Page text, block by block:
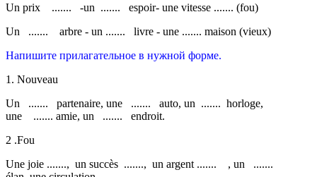
Un prix ....... -un ....... espoir- une vitesse ....... (fou)
Un ....... arbre - un ....... livre - une ....... maison (vieux)
Напишите прилагательное в нужной форме.
1. Nouveau
Un ....... partenaire, une ....... auto, un ....... horloge,
une ....... amie, un ....... endroit.
2 .Fou
Une joie ......., un succès ......., un argent ....... , un .......